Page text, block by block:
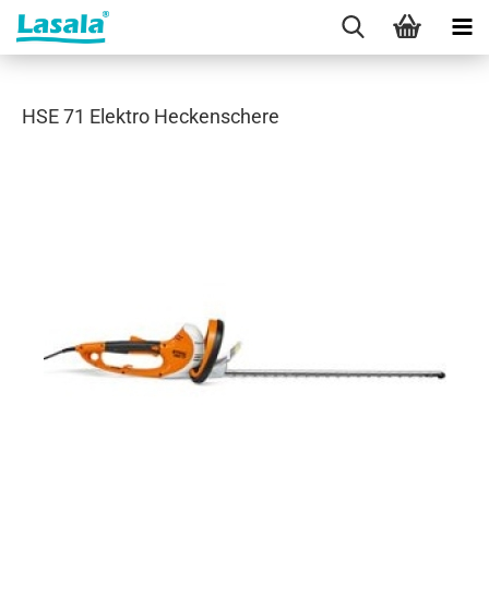
HSE 71 Elektro Heckenschere